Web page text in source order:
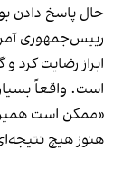
حال پاسخ دادن
رییس‌جمهوری
ابراز رضایت
است. واقعاً
«ممکن است همین
هنوز هیچ